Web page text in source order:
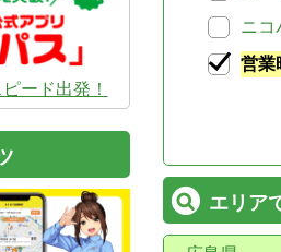
ニコ
営業
エリア
ード出発！